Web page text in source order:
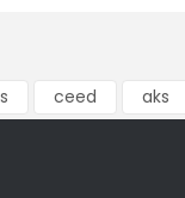
iletebilirsiniz.
için teşekkür ederiz.
ceed aks